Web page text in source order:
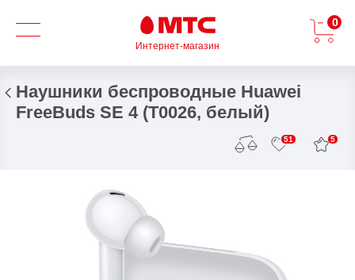
Интернет-магазин
0
Наушники беспроводные Huawei
FreeBuds SE 4 (T0026, белый)
51 5